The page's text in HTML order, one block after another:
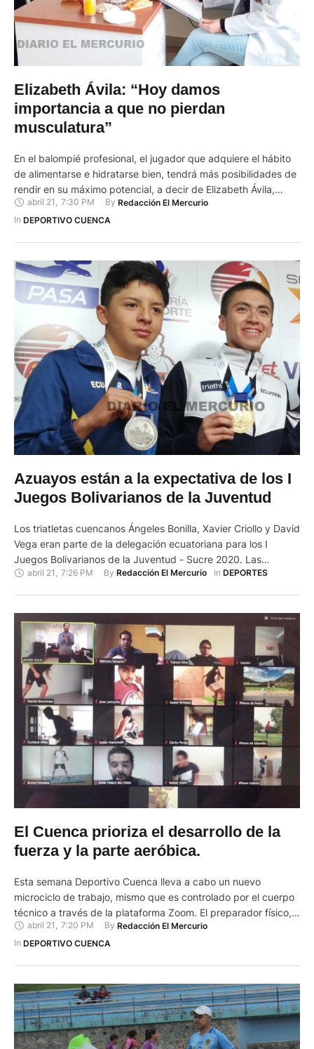
Elizabeth Ávila: “Hoy damos
importancia a que no pierdan
musculatura”
En el balompié profesional, el jugador que adquiere el hábito
de alimentarse e hidratarse bien, tendrá más posibilidades de
rendir en su máximo potencial, a decir de Elizabeth Ávila,
quien está a cargo de la parte nutricional del primer plantel
del Deportivo Cuenca. - ¿Qué entender por nutrición? No sólo
abril 21 , 7:30 PM By Redacción El Mercurio
In DEPORTIVO CUENCA
Azuayos están a la expectativa de los I
Juegos Bolivarianos de la Juventud
Los triatletas cuencanos Ángeles Bonilla, Xavier Criollo y David
Vega eran parte de la delegación ecuatoriana para los I
Juegos Bolivarianos de la Juventud - Sucre 2020. Las
competencias iban a desarrollarse del 17 al 30 de octubre,
abril 21 7:26 PM By Redacción El Mercurio In DEPORTES
El Cuenca prioriza el desarrollo de la
fuerza y la parte aeróbica.
Esta semana Deportivo Cuenca lleva a cabo un nuevo
microciclo de trabajo, mismo que es controlado por el cuerpo
técnico a través de la plataforma Zoom. El preparador físico,
Javier Solís, precisa que las planificaciones están
direccionadas a desarrollar principalmente la fuerza y la parte
abril 21 , 7:20 PM By Redacción El Mercurio
In DEPORTIVO CUENCA